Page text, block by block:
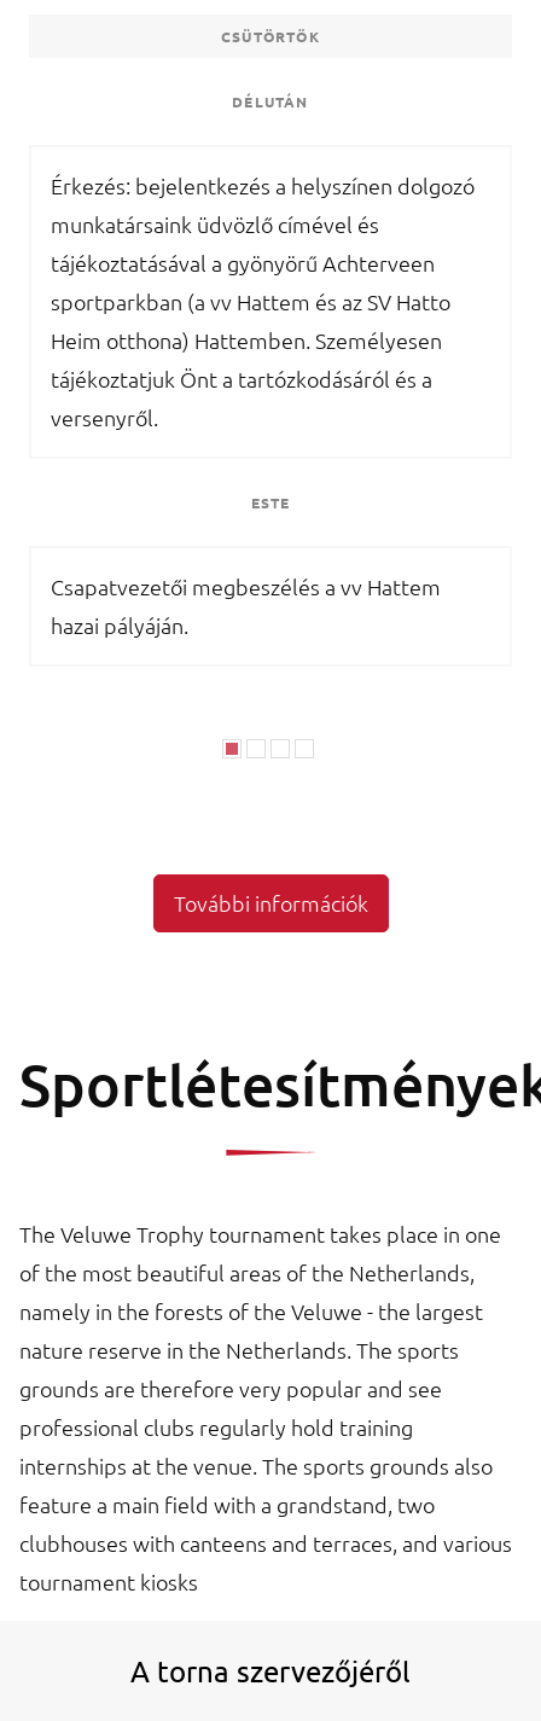
CSÜTÖRTÖK
DÉLUTÁN
Érkezés: bejelentkezés a helyszínen dolgozó
munkatársaink üdvözlő címével és
tájékoztatásával a gyönyörű Achterveen
sportparkban (a vv Hattem és az SV Hatto
Heim otthona) Hattemben. Személyesen
tájékoztatjuk Önt a tartózkodásáról és a
versenyről.
ESTE
Csapatvezetői megbeszélés a vv Hattem
hazai pályáján.
További információk
The Veluwe Trophy tournament takes place in one
of the most beautiful areas of the Netherlands,
namely in the forests of the Veluwe - the largest
nature reserve in the Netherlands. The sports
grounds are therefore very popular and see
professional clubs regularly hold training
internships at the venue. The sports grounds also
feature a main field with a grandstand, two
clubhouses with canteens and terraces, and various
tournament kiosks
A torna szervezőjéről